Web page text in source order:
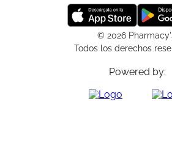
© 2026
Todos los derechos
Powered by: